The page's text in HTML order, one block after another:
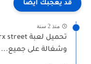
قد يعجبك ايضا
منذ 2 سنة
وشغالة على جميع...